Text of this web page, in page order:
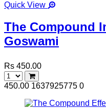
Quick View
The Compound
Goswami
Rs 450.00
450.00 1637925775 0